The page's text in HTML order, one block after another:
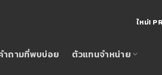
ใหม่!
ำถามที่พบบ่อย
ตัวแทนจำหน่าย